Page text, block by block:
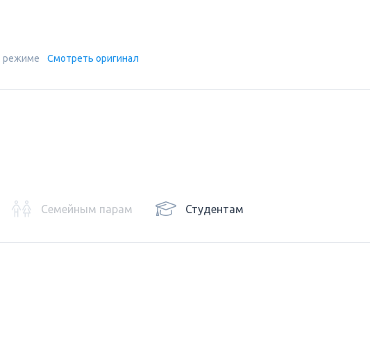
режиме Смотреть оригинал
Семейным парам Студентам